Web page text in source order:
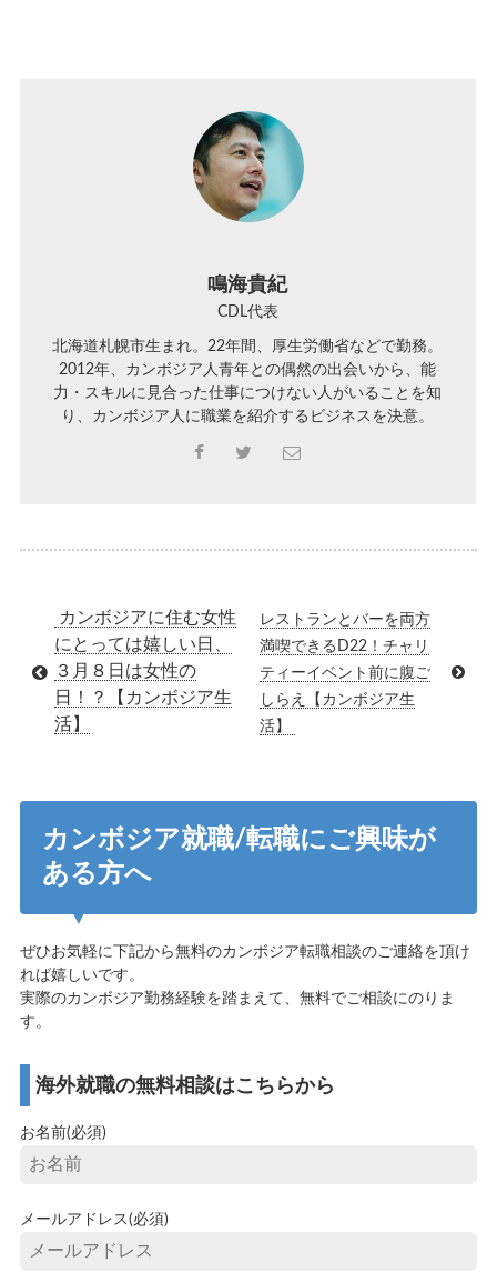
鳴海貴紀
CDL代表
北海道札幌市生まれ。22年間、厚生労働省などで勤務。
2012年、カンボジア人青年との偶然の出会いから、能
力・スキルに見合った仕事につけない人がいることを知
り、カンボジア人に職業を紹介するビジネスを決意。
カンボジアに住む女性
にとっては嬉しい日、
３月８日は女性の
日！？【カンボジア生
活】
レストランとバーを両方
満喫できるD22！チャリ
ティーイベント前に腹ご
しらえ【カンボジア生
活】
カンボジア就職/転職にご興味が
ある方へ
ぜひお気軽に下記から無料のカンボジア転職相談のご連絡を頂け
れば嬉しいです。
実際のカンボジア勤務経験を踏まえて、無料でご相談にのりま
す。
海外就職の無料相談はこちらから
お名前(必須)
メールアドレス(必須)